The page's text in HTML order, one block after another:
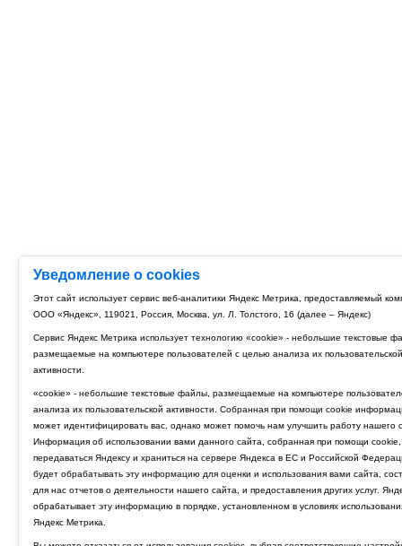
Уведомление о cookies
Этот сайт использует сервис веб-аналитики Яндекс Метрика, предоставляемый
ООО «Яндекс», 119021, Россия, Москва, ул. Л. Толстого, 16 (далее – Яндекс)
Сервис Яндекс Метрика использует технологию «cookie» - небольшие текстовые
размещаемые на компьютере пользователей с целью анализа их пользовательской
активности.
«cookie» - небольшие текстовые файлы, размещаемые на компьютере
анализа их пользовательской активности. Собранная при помощи cookie
может идентифицировать вас, однако может помочь нам улучшить работу нашего
Информация об использовании вами данного сайта, собранная при помощи cookie,
передаваться Яндексу и храниться на сервере Яндекса в ЕС и Российской
будет обрабатывать эту информацию для оценки и использования вами сайта,
для нас отчетов о деятельности нашего сайта, и предоставления других услуг.
обрабатывает эту информацию в порядке, установленном в условиях
Яндекс Метрика.